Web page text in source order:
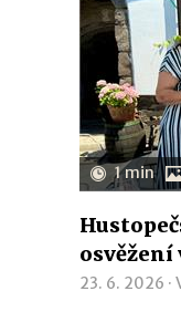
1 min
osvěžení
23. 6. 2026 ·